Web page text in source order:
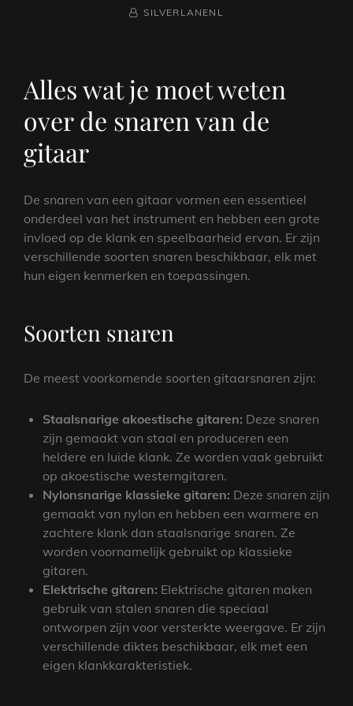
OP
NAAMREGEL
BYLINE
SILVERLANENL
Alles wat je moet weten
over de snaren van de
gitaar
De snaren van een gitaar vormen een essentieel
onderdeel van het instrument en hebben een grote
invloed op de klank en speelbaarheid ervan. Er zijn
verschillende soorten snaren beschikbaar, elk met
hun eigen kenmerken en toepassingen.
Soorten snaren
De meest voorkomende soorten gitaarsnaren zijn:
Staalsnarige akoestische gitaren: Deze snaren
zijn gemaakt van staal en produceren een
heldere en luide klank. Ze worden vaak gebruikt
op akoestische westerngitaren.
Nylonsnarige klassieke gitaren: Deze snaren zijn
gemaakt van nylon en hebben een warmere en
zachtere klank dan staalsnarige snaren. Ze
worden voornamelijk gebruikt op klassieke
gitaren.
Elektrische gitaren: Elektrische gitaren maken
gebruik van stalen snaren die speciaal
ontworpen zijn voor versterkte weergave. Er zijn
verschillende diktes beschikbaar, elk met een
eigen klankkarakteristiek.